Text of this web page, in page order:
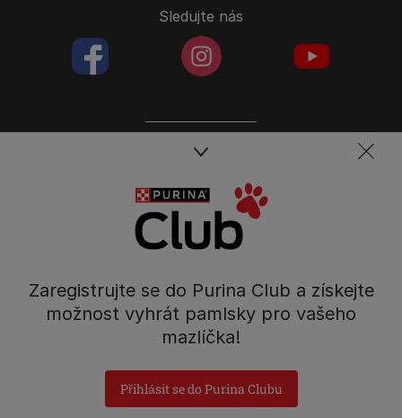
Zaregistrujte se do Purina Club a získejte
možnost vyhrát pamlsky pro vašeho
mazlíčka!
Přihlásit se do Purina Clubu
Spojte se s týmem péče o domácí mazlíčky
Tel.: 800 135 135
Mezi Vodami 2035/31,
Praha 4 - Modřany
Sledujte nás
facebookColoredinstagramColored
Prohlášení o přístupnosti Všeobecné podmínky